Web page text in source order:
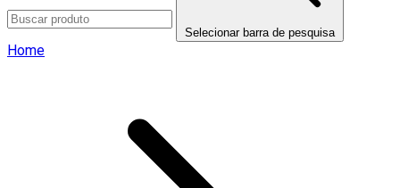
Selecionar barra de pesquisa
Home